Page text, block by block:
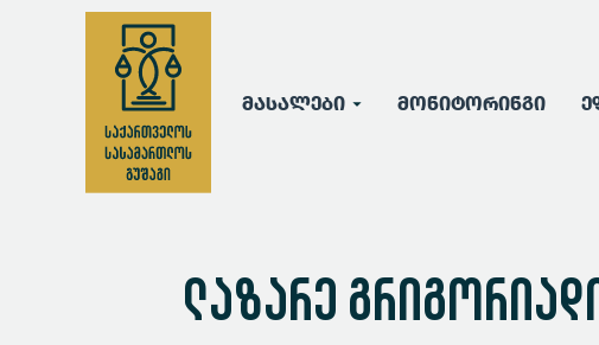
მასალები მონიტორინგი
ლაზარე